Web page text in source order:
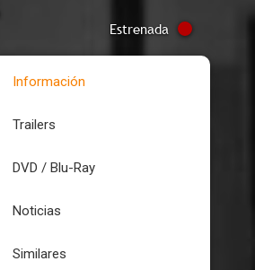
Estrenada
Información
Trailers
DVD / Blu-Ray
Noticias
Similares